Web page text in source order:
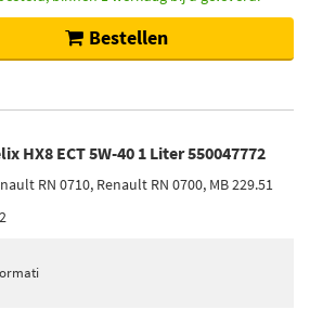
Bestellen
HX8 ECT 5W-40 1 Liter 550047772
RN 0710, Renault RN 0700, MB 229.51